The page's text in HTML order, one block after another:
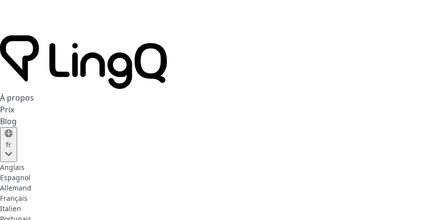
À propos
Prix
Blog
fr
Anglais
Espagnol
Allemand
Français
Italien